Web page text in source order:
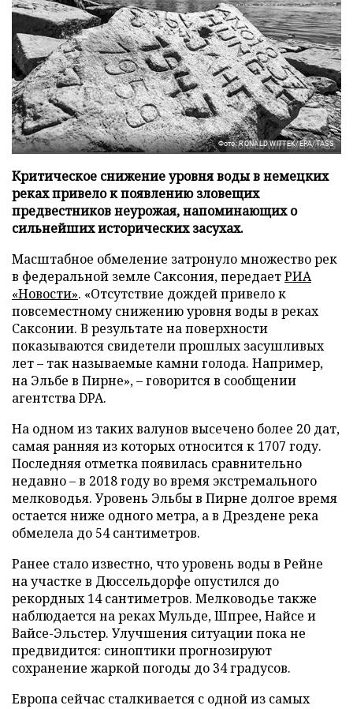
Фото: RONALD WITTEK/EPA/TASS
Критическое снижение уровня воды в немецких
реках привело к появлению зловещих
предвестников неурожая, напоминающих о
сильнейших исторических засухах.
Масштабное обмеление затронуло множество рек
в федеральной земле Саксония, передаетРИА
«Новости». «Отсутствие дождей привело к
повсеместному снижению уровня воды в реках
Саксонии. В результате на поверхности
показываются свидетели прошлых засушливых
лет – так называемые камни голода. Например,
на Эльбе в Пирне», – говорится в сообщении
агентства DPA.
На одном из таких валунов высечено более 20 дат,
самая ранняя из которых относится к 1707 году.
Последняя отметка появилась сравнительно
недавно – в 2018 году во время экстремального
мелководья. Уровень Эльбы в Пирне долгое время
остается ниже одного метра, а в Дрездене река
обмелела до 54 сантиметров.
Ранее стало известно, что уровень воды в Рейне
на участке в Дюссельдорфе опустился до
рекордных 14 сантиметров. Мелководье также
наблюдается на реках Мульде, Шпрее, Найсе и
Вайсе-Эльстер. Улучшения ситуации пока не
предвидится: синоптики прогнозируют
сохранение жаркой погоды до 34 градусов.
Европа сейчас сталкивается с одной из самых